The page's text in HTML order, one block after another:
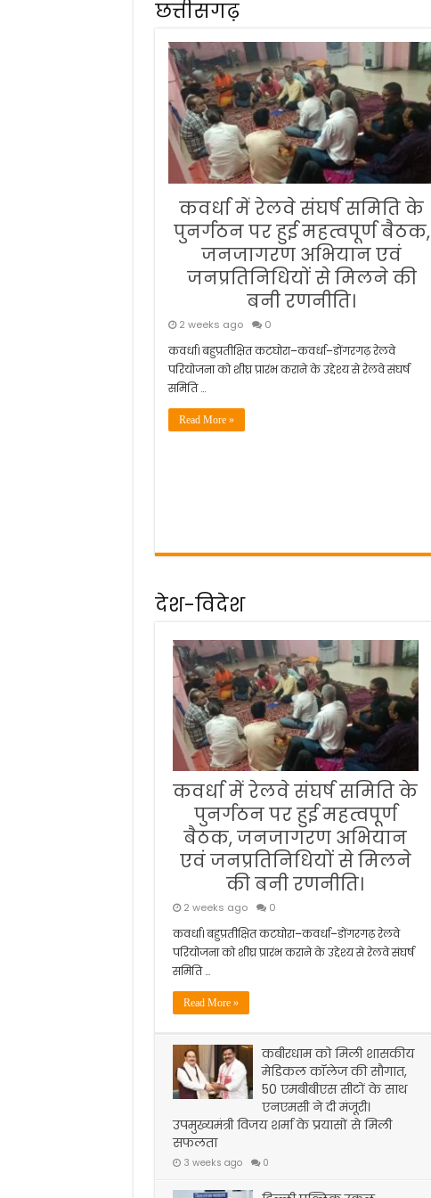
छत्तीसगढ़
कवर्धा में रेलवे संघर्ष समिति के
पुनर्गठन पर हुई महत्वपूर्ण बैठक,
जनजागरण अभियान एवं
जनप्रतिनिधियों से मिलने की
बनी रणनीति।
2 weeks ago 0
कवर्धा। बहुप्रतीक्षित कटघोरा–कवर्धा–डोंगरगढ़ रेलवे
परियोजना को शीघ्र प्रारंभ कराने के उद्देश्य से रेलवे संघर्ष
समिति …
Read More »
देश-विदेश
कवर्धा में रेलवे संघर्ष समिति के
पुनर्गठन पर हुई महत्वपूर्ण
बैठक, जनजागरण अभियान
एवं जनप्रतिनिधियों से मिलने
की बनी रणनीति।
2 weeks ago 0
कवर्धा। बहुप्रतीक्षित कटघोरा–कवर्धा–डोंगरगढ़ रेलवे
परियोजना को शीघ्र प्रारंभ कराने के उद्देश्य से रेलवे संघर्ष
समिति …
Read More »
कबीरधाम को मिली शासकीय
मेडिकल कॉलेज की सौगात,
50 एमबीबीएस सीटों के साथ
एनएमसी ने दी मंजूरी।
उपमुख्यमंत्री विजय शर्मा के प्रयासों से मिली
सफलता
3 weeks ago 0